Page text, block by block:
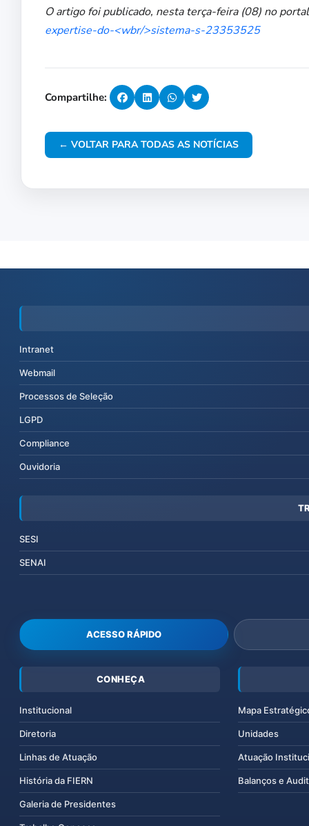
O artigo foi publicado, nesta terça-feira (08) no
expertise-do-<wbr/>sistema-s-23353525
Compartilhe:
← VOLTAR PARA TODAS AS NOTÍCIAS
Intranet
Webmail
Processos de Seleção
LGPD
Compliance
Ouvidoria
SESI
SENAI
ACESSO RÁPIDO
CONHEÇA
Institucional
Diretoria
Linhas de Atuação
História da FIERN
Galeria de Presidentes
Mapa
Unidades
Atuação
Balanços e